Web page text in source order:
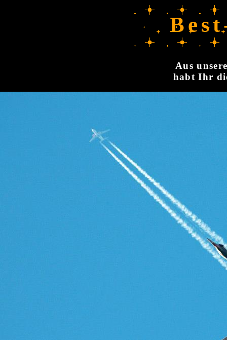
Aus
habt Ihr